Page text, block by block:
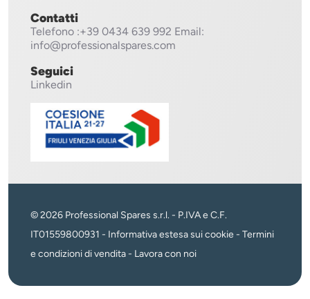
Contatti
Telefono :+39 0434 639 992 Email:
info@professionalspares.com
Seguici
Linkedin
© 2026 Professional Spares s.r.l. - P.IVA e C.F.
IT01559800931 - Informativa estesa sui cookie - Termini
e condizioni di vendita- Lavora con noi